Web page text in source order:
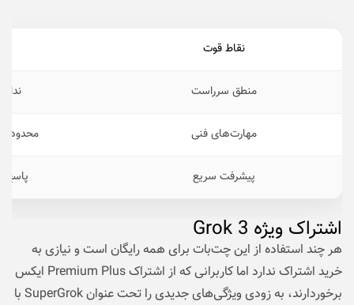
نقاط قوت
منطق سرراست
مهارت‌های فنی
پیشرفت سریع
اشتراک ویژه Grok 3
هر چند استفاده از این چت‌بات برای همه رایگان است و نیازی به
خرید اشتراک ندارد اما کاربرانی که از اشتراک Premium Plus ایکس
برخوردارند، به زودی ویژگی‌های جدیدی را تحت عنوان SuperGrok با